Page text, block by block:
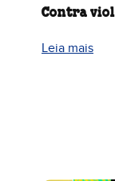
Contra
Leia mais